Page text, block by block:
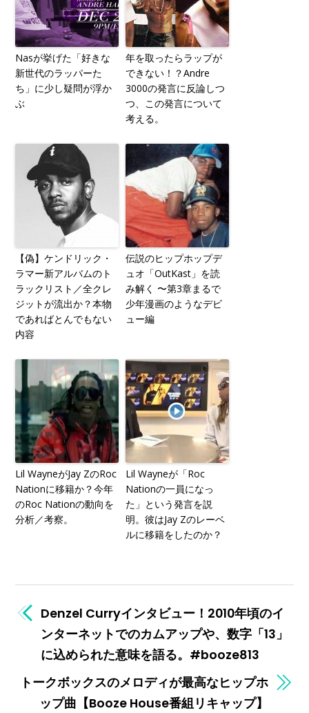
Nasが挙げた「好きな
新世代のラッパーた
ち」に少し疑問が浮か
ぶ
年を取ったらラップが
できない！？Andre
3000の発言に反論しつ
つ、この発言について
考える。
【偽】ケンドリック・
ラマー新アルバムのト
ラックリスト／全クレ
ジットが流出か？本物
であればとんでもない
内容
伝説のヒップホップデ
ュオ「OutKast」を読
み解く 〜第3章まるで
少年漫画のようなデビ
ュー編
Lil WayneがJay ZのRoc
Nationに移籍か？今年
のRoc Nationの動向を
分析／考察。
Lil Wayneが「Roc
Nationの一員になっ
た」という発言を説
明。彼はJay Zのレーベ
ルに移籍をしたのか？
Denzel Curryインタビュー！2010年頃のイ
ンターネットでのカムアップや、数字「13」
に込められた意味を語る。#booze813
トークボックスのメロディが最高なヒップホ
ップ曲【Booze House番組リキャップ】